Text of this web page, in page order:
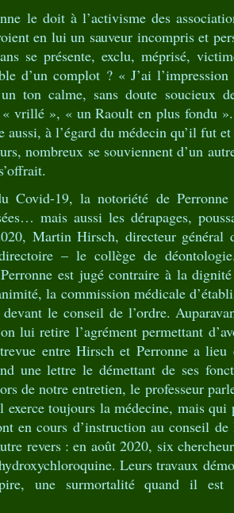
le doit à l’activisme des
en lui un sauveur incompris et
se présente, exclu, méprisé,
d’un complot ? « J’ai
ton calme, sans doute soucieux
vrillé », « un Raoult en plus fondu ».
aussi, à l’égard du médecin qu’il fut
nombreux se souviennent d’un
Covid-19, la notoriété de
mais aussi les dérapages,
Martin Hirsch, directeur général
– le collège de
est jugé contraire à la
la commission médicale
le conseil de l’ordre.
lui retire l’agrément permettant
entre Hirsch et Perronne a lieu
une lettre le démettant de ses
de notre entretien, le professeur
exerce toujours la médecine, mais
en cours d’instruction au conseil de
revers : en août 2020, six
Leurs travaux
une surmortalité quand il est